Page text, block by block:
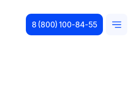
8 (800) 100-84-55